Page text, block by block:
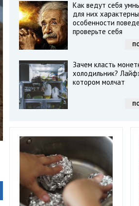
Как ведут себя
для них
особенности
проверьте себя
Зачем класть
холодильник?
котором молчат